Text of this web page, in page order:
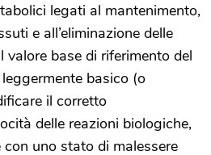
legati al mantenimento,
e all’eliminazione delle
base di riferimento del
basico (o
il corretto
delle reazioni biologiche,
uno stato di malessere